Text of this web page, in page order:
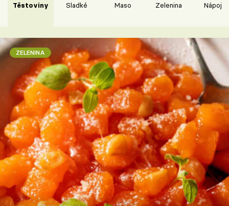
Těstoviny Sladké Maso Zelenina Nápoje
ZELENINA